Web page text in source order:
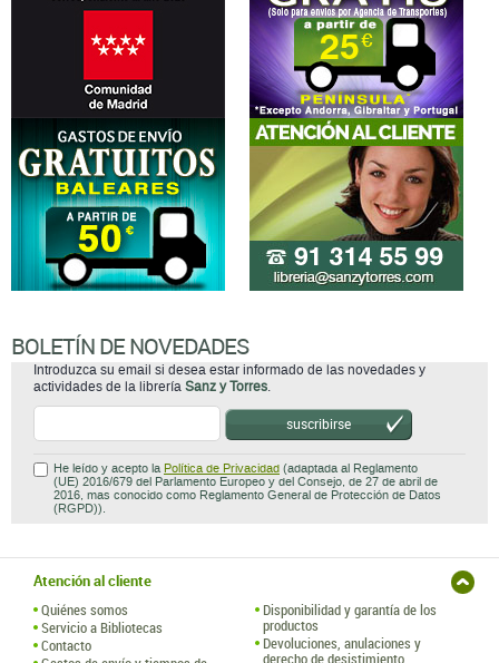
BOLETÍN DE NOVEDADES
Introduzca su email si desea estar informado de las novedades y
actividades de la librería Sanz y Torres.
suscribirse
He leído y acepto la Política de Privacidad (adaptada al Reglamento
(UE) 2016/679 del Parlamento Europeo y del Consejo, de 27 de abril de
2016, mas conocido como Reglamento General de Protección de Datos
(RGPD)).
Atención al cliente
Quiénes somos
Servicio a Bibliotecas
Contacto
Disponibilidad y garantía de los
productos
Devoluciones, anulaciones y
derecho de desistimiento